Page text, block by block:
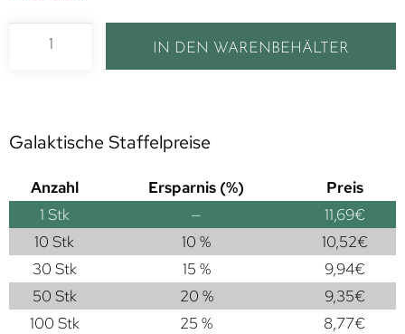
IN DEN WARENBEHÄLTER
Galaktische Staffelpreise
Anzahl Ersparnis (%)
Preis
1 Stk — 11,69€
10 Stk
10 % 10,52€
30 Stk
15 % 9,94€
50 Stk
20 % 9,35€
100 Stk
25 % 8,77€